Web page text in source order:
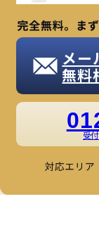
メー
無料
受